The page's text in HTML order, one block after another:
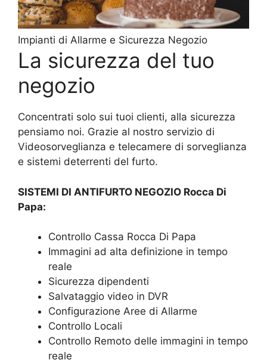
Impianti di Allarme e Sicurezza Negozio
La sicurezza del tuo
negozio
Concentrati solo sui tuoi clienti, alla sicurezza
pensiamo noi. Grazie al nostro servizio di
Videosorveglianza e telecamere di sorveglianza
e sistemi deterrenti del furto.
SISTEMI DI ANTIFURTO NEGOZIO Rocca Di
Papa:
Controllo Cassa Rocca Di Papa
Immagini ad alta definizione in tempo
reale
Sicurezza dipendenti
Salvataggio video in DVR
Configurazione Aree di Allarme
Controllo Locali
Controllo Remoto delle immagini in tempo
reale